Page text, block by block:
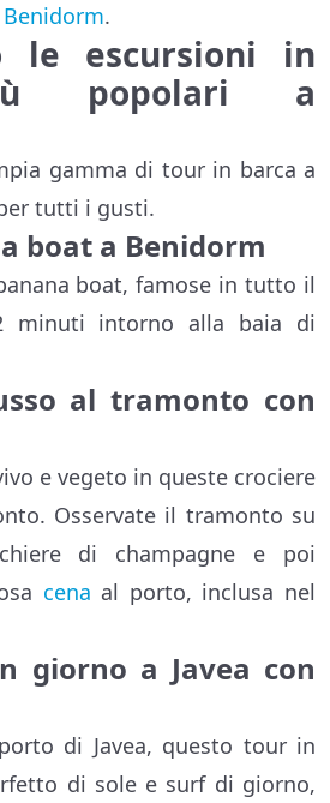
.
le escursioni in
popolari a
gamma di tour in barca a
tutti i gusti.
boat a Benidorm
boat, famose in tutto il
minuti intorno alla baia di
al tramonto con
e vegeto in queste crociere
Osservate il tramonto su
di champagne e poi
cena al porto, inclusa nel
giorno a Javea con
di Javea, questo tour in
di sole e surf di giorno,